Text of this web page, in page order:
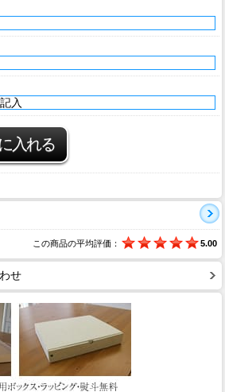
この商品の平均評価： 5.00
せ